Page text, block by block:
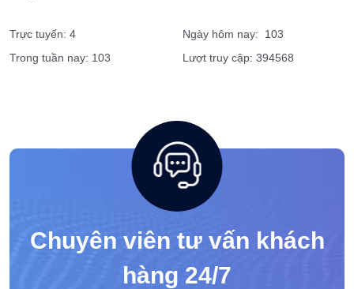
Trực tuyến: 4
Ngày hôm nay: 103
Trong tuần nay: 103
Lượt truy cập: 394568
Chuyên viên tư vấn khách
hàng 24/7